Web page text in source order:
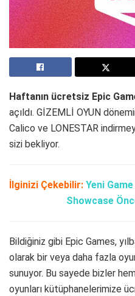
Haftanın ücretsiz Epic
açıldı. GİZEMLİ OYUN
Calico ve LONESTAR
sizi bekliyor.
İlginizi Çekebilir: Yeni
Showcase
Bildiğiniz gibi Epic Games,
olarak bir veya daha fazla
sunuyor. Bu sayede bizler
oyunları kütüphanelerimize